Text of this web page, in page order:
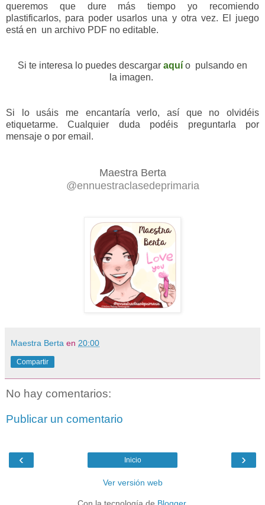
queremos que dure más tiempo yo recomiendo
plastificarlos, para poder usarlos una y otra vez. El juego
está en un archivo PDF no editable.
Si te interesa lo puedes descargar aquí o pulsando en
la imagen.
Si lo usáis me encantaría verlo, así que no olvidéis
etiquetarme. Cualquier duda podéis preguntarla por
mensaje o por email.
Maestra Berta
@ennuestraclasedeprimaria
Maestra Berta en 20:00
Compartir
No hay comentarios:
Publicar un comentario
‹ ›
Inicio
Ver versión web